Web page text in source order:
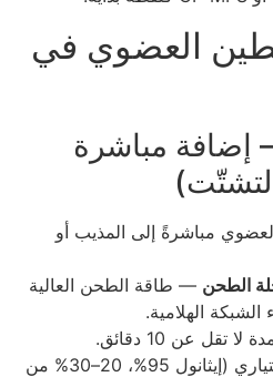
العضوي في
إضافة مباشرة
مباشرةً إلى المذيب أو
الطحن — طاقة الطحن العالية
الهلامية.
عن 10 دقائق.
يُضاف مُنشِّط قطبي اختياري (إيثانول 95%، 20–30% من